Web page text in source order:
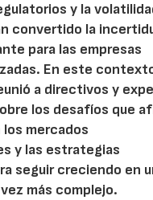
y la
convertido la
para las empresas
En este
a directivos y
los desafíos que
mercados
y las estrategias
seguir creciendo en
más complejo.